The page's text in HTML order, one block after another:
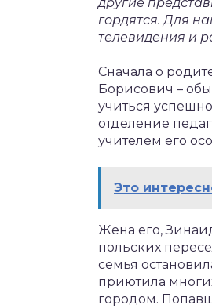
гордятся. Для
телевидения и
Сначала о
Борисович –
учиться
отделение
учителем его
Это
Жена его,
польских
семья
приютила
городом.